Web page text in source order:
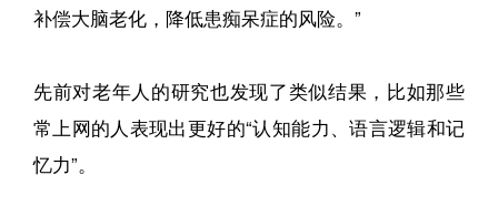
补偿大脑老化，降低患痴呆症的风险。”
先前对老年人的研究也发现了类似结果，比如那些
常上网的人表现出更好的“认知能力、语言逻辑和记
忆力”。